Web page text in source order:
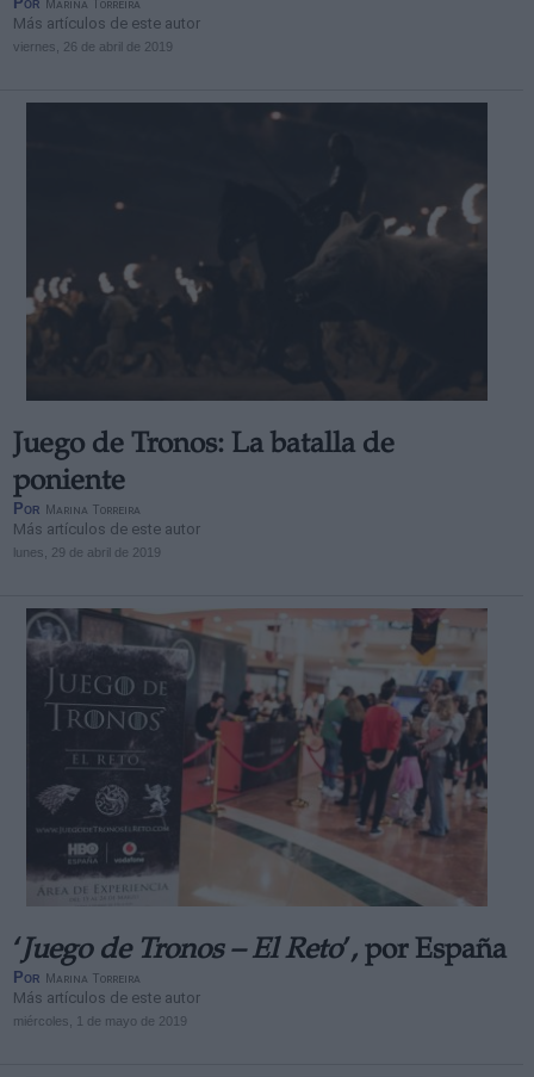
Marina Torreira
Más artículos de este autor
viernes, 26 de abril de 2019
Juego de Tronos: La batalla de
poniente
Por Marina Torreira
Más artículos de este autor
lunes, 29 de abril de 2019
‘Juego de Tronos – El Reto’, por España
Por Marina Torreira
Más artículos de este autor
miércoles, 1 de mayo de 2019